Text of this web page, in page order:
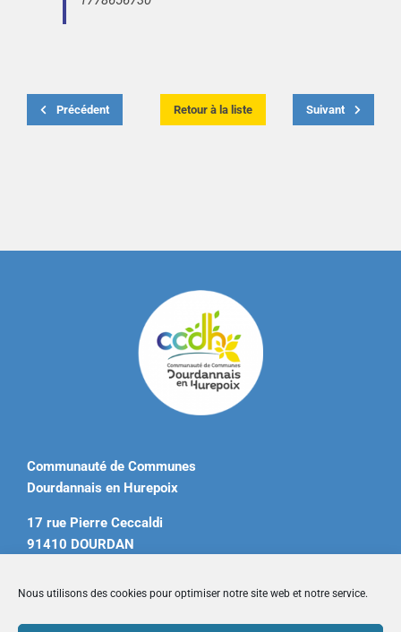
Nous utilisons des cookies pour optimiser notre site web et notre service.
Précédent Retour à la liste Suivant
Communauté de Communes
Dourdannais en Hurepoix
17 rue Pierre Ceccaldi
91410 DOURDAN
contact@ccdourdannais.com